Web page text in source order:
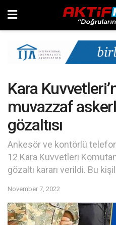
Kara
muvazzaf
gözaltısı
Ankesör ve kontörlü
12 Kara Kuvvetleri
gözaltı kararı verildi. Bu
November 7, 2022